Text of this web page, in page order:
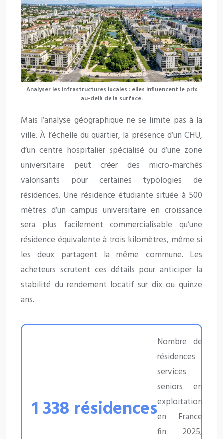
Analyser les infrastructures locales : elles influencent le prix
au-delà de la surface.
Mais l’analyse géographique ne se limite pas à la
ville. À l’échelle du quartier, la présence d’un CHU,
d’un centre hospitalier spécialisé ou d’une zone
universitaire peut créer des micro-marchés
valorisants pour certaines typologies de
résidences. Une résidence étudiante située à 500
mètres d’un campus universitaire en croissance
sera plus facilement commercialisable qu’une
résidence équivalente à trois kilomètres, même si
les deux partagent la même commune. Les
acheteurs scrutent ces détails pour anticiper la
stabilité du rendement locatif sur dix ou quinze
ans.
1 338 résidences
Nombre de
résidences
services
seniors en
exploitation
en France
fin 2025,